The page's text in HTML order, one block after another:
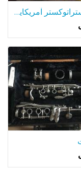
فندر استراتوکستر آمریکایی